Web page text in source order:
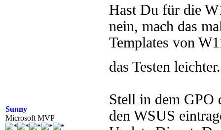
Sunny
Microsoft MVP
Hast Du für die
nein, mach das
Templates von
das Testen
Stell in dem GPO
den WSUS